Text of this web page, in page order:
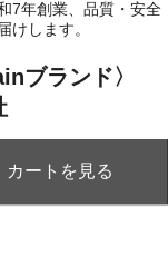
7年創業、品質・安全
けします。
ブランド〉
カートを見る